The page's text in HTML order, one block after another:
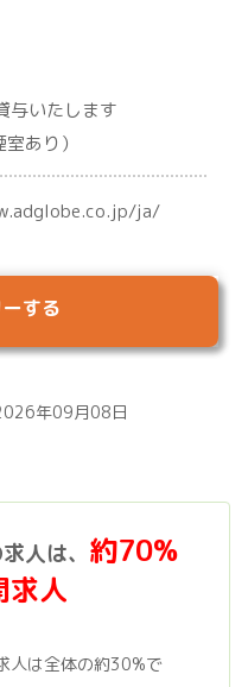
与いたします
あり）
ja/
する
年09月08日
人は、 約70%
求人
人は全体の約30%で